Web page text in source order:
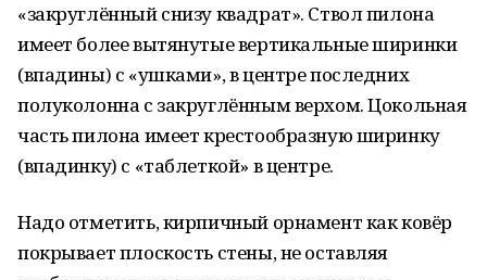
«закруглённый снизу квадрат». Ствол пилона
имеет более вытянутые вертикальные ширинки
(впадины) с «ушками», в центре последних
полуколонна с закруглённым верхом. Цокольная
часть пилона имеет крестообразную ширинку
(впадинку) с «таблеткой» в центре.
Надо отметить, кирпичный орнамент как ковёр
покрывает плоскость стены, не оставляя